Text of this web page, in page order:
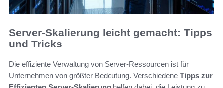
Server-Skalierung leicht gemacht: Tipps
und Tricks
Die effiziente Verwaltung von Server-Ressourcen ist für
Unternehmen von größter Bedeutung. Verschiedene Tipps zur